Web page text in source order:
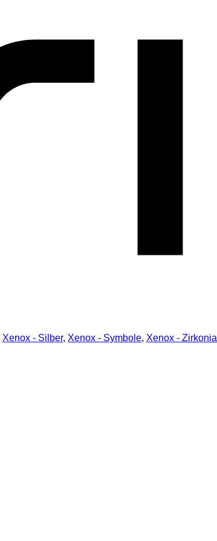
Xenox - Silber, Xenox - Symbole, Xenox - Zirkonia